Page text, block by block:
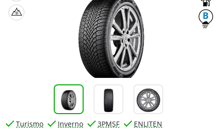
B
Turismo Inverno 3PMSF ENLITEN